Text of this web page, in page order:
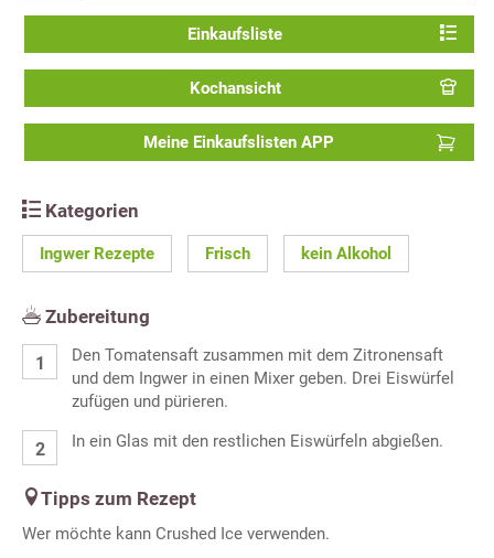
Einkaufsliste
Kochansicht
Meine Einkaufslisten APP
Kategorien
Ingwer Rezepte Frisch kein Alkohol
Zubereitung
Den Tomatensaft zusammen mit dem Zitronensaft
und dem Ingwer in einen Mixer geben. Drei Eiswürfel
zufügen und pürieren.
In ein Glas mit den restlichen Eiswürfeln abgießen.
Tipps zum Rezept
Wer möchte kann Crushed Ice verwenden.